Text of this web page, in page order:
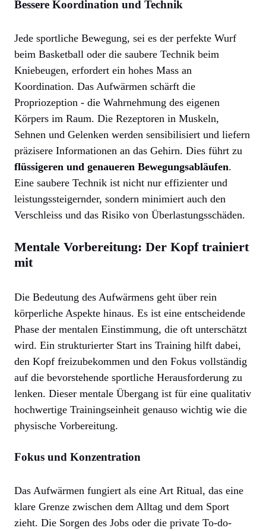
Bessere Koordination und Technik
Jede sportliche Bewegung, sei es der perfekte Wurf
beim Basketball oder die saubere Technik beim
Kniebeugen, erfordert ein hohes Mass an
Koordination. Das Aufwärmen schärft die
Propriozeption - die Wahrnehmung des eigenen
Körpers im Raum. Die Rezeptoren in Muskeln,
Sehnen und Gelenken werden sensibilisiert und liefern
präzisere Informationen an das Gehirn. Dies führt zu
flüssigeren und genaueren Bewegungsabläufen.
Eine saubere Technik ist nicht nur effizienter und
leistungssteigernder, sondern minimiert auch den
Verschleiss und das Risiko von Überlastungsschäden.
Mentale Vorbereitung: Der Kopf trainiert
mit
Die Bedeutung des Aufwärmens geht über rein
körperliche Aspekte hinaus. Es ist eine entscheidende
Phase der mentalen Einstimmung, die oft unterschätzt
wird. Ein strukturierter Start ins Training hilft dabei,
den Kopf freizubekommen und den Fokus vollständig
auf die bevorstehende sportliche Herausforderung zu
lenken. Dieser mentale Übergang ist für eine qualitativ
hochwertige Trainingseinheit genauso wichtig wie die
physische Vorbereitung.
Fokus und Konzentration
Das Aufwärmen fungiert als eine Art Ritual, das eine
klare Grenze zwischen dem Alltag und dem Sport
zieht. Die Sorgen des Jobs oder die private To-do-